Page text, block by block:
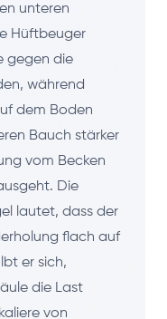
unteren
Hüftbeuger
gegen die
während
dem Boden
Bauch stärker
vom Becken
Die
lautet, dass der
flach auf
er sich,
die Last
von